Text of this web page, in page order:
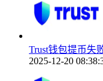
Trust钱包提币失
2025-12-20